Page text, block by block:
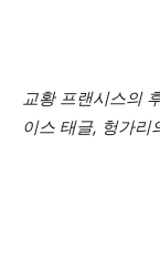
교황 프랜시스의
이스 태글, 헝가리